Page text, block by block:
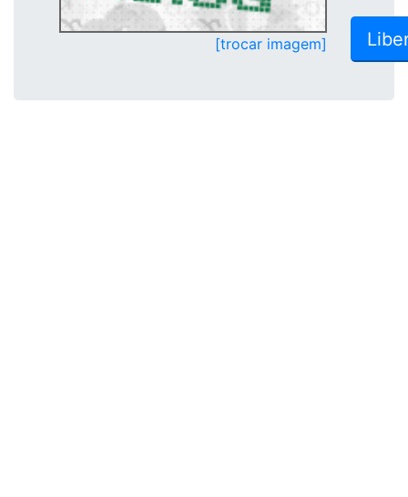
[trocar imagem]